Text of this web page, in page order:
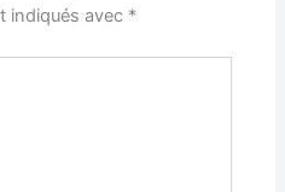
indiqués avec *